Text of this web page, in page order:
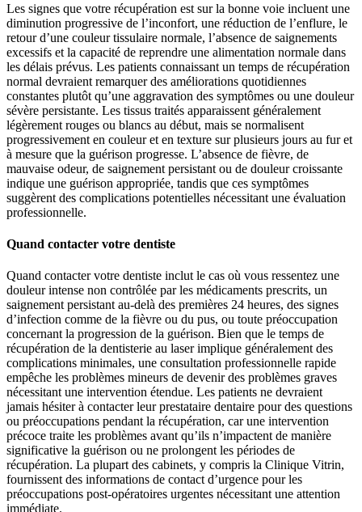
Les signes que votre récupération est sur la bonne voie incluent une
diminution progressive de l’inconfort, une réduction de l’enflure, le
retour d’une couleur tissulaire normale, l’absence de saignements
excessifs et la capacité de reprendre une alimentation normale dans
les délais prévus. Les patients connaissant un temps de récupération
normal devraient remarquer des améliorations quotidiennes
constantes plutôt qu’une aggravation des symptômes ou une douleur
sévère persistante. Les tissus traités apparaissent généralement
légèrement rouges ou blancs au début, mais se normalisent
progressivement en couleur et en texture sur plusieurs jours au fur et
à mesure que la guérison progresse. L’absence de fièvre, de
mauvaise odeur, de saignement persistant ou de douleur croissante
indique une guérison appropriée, tandis que ces symptômes
suggèrent des complications potentielles nécessitant une évaluation
professionnelle.
Quand contacter votre dentiste
Quand contacter votre dentiste inclut le cas où vous ressentez une
douleur intense non contrôlée par les médicaments prescrits, un
saignement persistant au-delà des premières 24 heures, des signes
d’infection comme de la fièvre ou du pus, ou toute préoccupation
concernant la progression de la guérison. Bien que le temps de
récupération de la dentisterie au laser implique généralement des
complications minimales, une consultation professionnelle rapide
empêche les problèmes mineurs de devenir des problèmes graves
nécessitant une intervention étendue. Les patients ne devraient
jamais hésiter à contacter leur prestataire dentaire pour des questions
ou préoccupations pendant la récupération, car une intervention
précoce traite les problèmes avant qu’ils n’impactent de manière
significative la guérison ou ne prolongent les périodes de
récupération. La plupart des cabinets, y compris la Clinique Vitrin,
fournissent des informations de contact d’urgence pour les
préoccupations post-opératoires urgentes nécessitant une attention
immédiate.